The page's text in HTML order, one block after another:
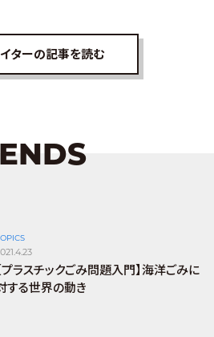
ターの記事を読む
プラスチックごみ問題入門】海洋ごみに
する世界の動き